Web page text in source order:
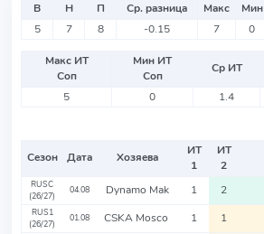
В Н П Ср. разница Макс Мин
5
7 8 -0.15 7 0
Макс ИТ
Соп
Мин ИТ
Соп
Ср ИТ
5
0 1.4
Сезон Дата Хозяева
ИТ
1
ИТ
2
RUSC
(26/27)
04.08 Dynamo Mak 1 2
RUS1
(26/27)
01.08 CSKA Mosco 1 1